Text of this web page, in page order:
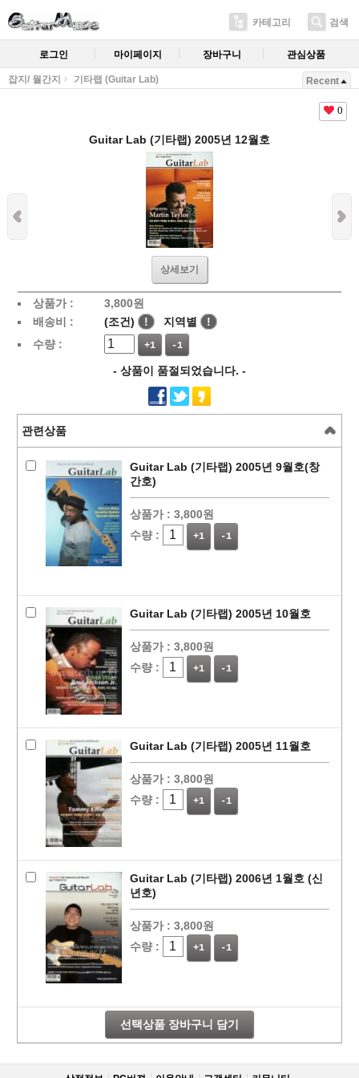
카테고리 검색
로그인 마이페이지 장바구니 관심상품
잡지/ 월간지 기타랩 (Guitar Lab) Recent
0
Guitar Lab (기타랩) 2005년 12월호
상세보기
상품가 : 3,800원
배송비 :
(조건) ! 지역별
!
수량 :
+1 -1
- 상품이 품절되었습니다. -
관련상품
Guitar Lab (기타랩) 2005년 9월호(창
간호)
상품가 : 3,800원
수량 :
+1 -1
Guitar Lab (기타랩) 2005년 10월호
상품가 : 3,800원
수량 :
+1 -1
Guitar Lab (기타랩) 2005년 11월호
상품가 : 3,800원
수량 :
+1 -1
Guitar Lab (기타랩) 2006년 1월호 (신
년호)
상품가 : 3,800원
수량 :
+1 -1
선택상품 장바구니 담기